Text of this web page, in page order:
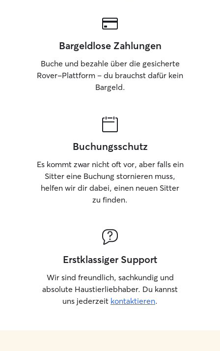
Bargeldlose Zahlungen
Buche und bezahle über die gesicherte
Rover-Plattform – du brauchst dafür kein
Bargeld.
Buchungsschutz
Es kommt zwar nicht oft vor, aber falls ein
Sitter eine Buchung stornieren muss,
helfen wir dir dabei, einen neuen Sitter
zu finden.
Erstklassiger Support
Wir sind freundlich, sachkundig und
absolute Haustierliebhaber. Du kannst
uns jederzeit kontaktieren.